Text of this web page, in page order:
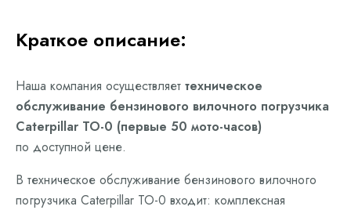
Краткое описание:
Наша компания осуществляет техническое
обслуживание бензинового вилочного погрузчика
Caterpillar ТО-0 (первые 50 мото-часов)
по доступной цене.
В техническое обслуживание бензинового вилочного
погрузчика Caterpillar ТО-0 входит: комплексная